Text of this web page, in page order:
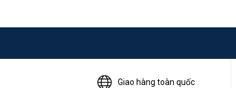
Giao hàng toàn quốc